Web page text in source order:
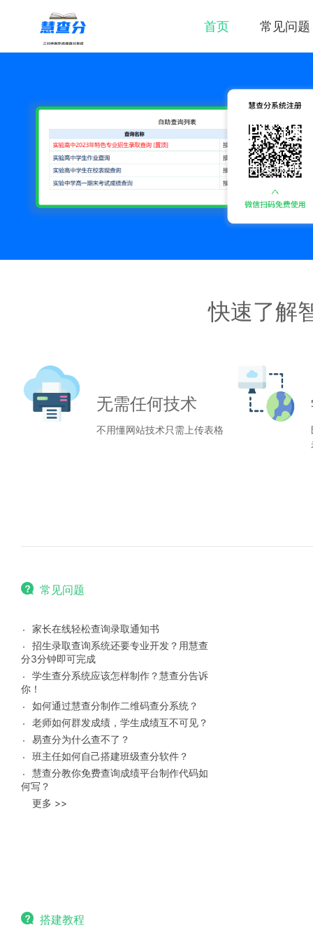
首页 常见问题
快
快速制作
分成绩，
快速了解
无需任何技术
不用懂网站技术只需上传表格
常见问题
家长在线轻松查询录取通知书
招生录取查询系统还要专业开发？用慧查
分3分钟即可完成
学生查分系统应该怎样制作？慧查分告诉
你！
如何通过慧查分制作二维码查分系统？
老师如何群发成绩，学生成绩互不可见？
易查分为什么查不了？
班主任如何自己搭建班级查分软件？
慧查分教你免费查询成绩平台制作代码如
何写？
更多 >>
搭建教程